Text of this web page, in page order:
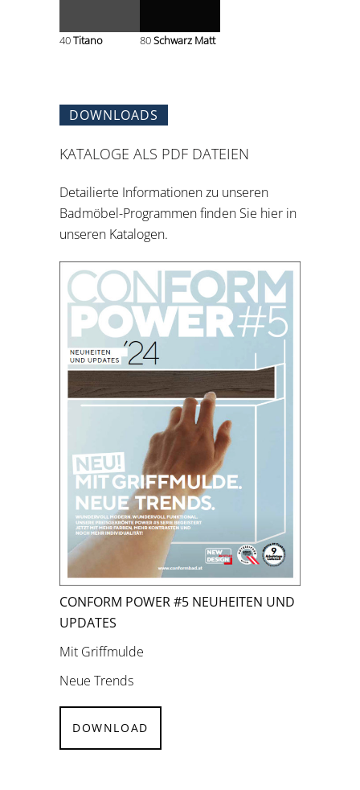
40Titano 80Schwarz Matt
DOWNLOADS
KATALOGE ALS PDF DATEIEN
Detailierte Informationen zu unseren
Badmöbel-Programmen finden Sie hier in
unseren Katalogen.
CONFORM POWER #5 NEUHEITEN UND
UPDATES
Mit Griffmulde
Neue Trends
DOWNLOAD